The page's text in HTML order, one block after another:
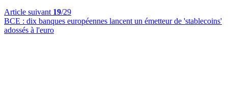
Article suivant 19/29
BCE : dix banques européennes lancent un émetteur de 'stablecoins'
adossés à l'euro